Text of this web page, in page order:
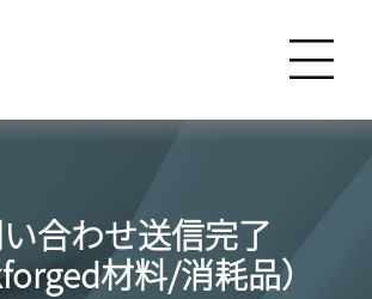
合わせ送信完了
材料/消耗品）